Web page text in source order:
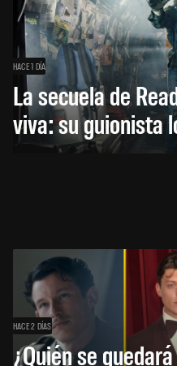
HACE 1 DÍA
La secuela de
viva: su guionista
HACE 2 DÍAS
¿Quién se